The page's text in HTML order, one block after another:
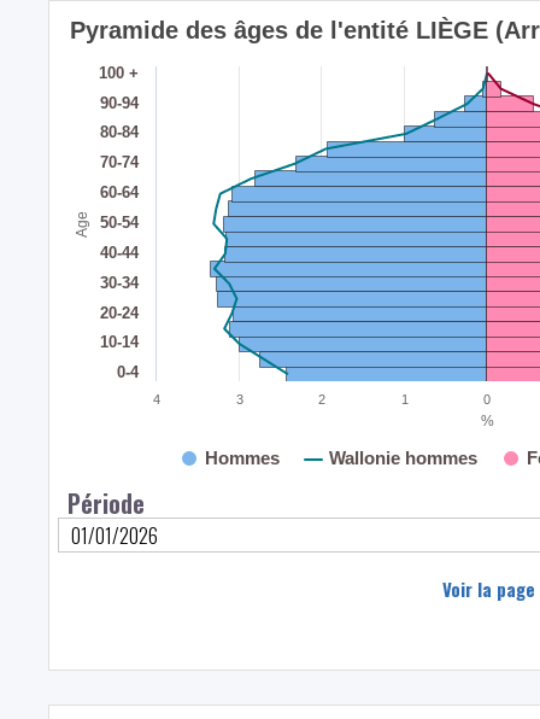
Age
%
Pyramide des âges de l'entité LIÈGE
Hommes Wallonie hommes
0-4
10-14
20-24
30-34
40-44
50-54
60-64
70-74
80-84
90-94
100 +
4 3 2 1 0
Période
Voir la